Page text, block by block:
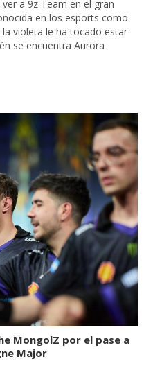
a 9z Team en el gran
en los esports como
la violeta le ha tocado estar
se encuentra Aurora
MongolZ por el pase a
Major